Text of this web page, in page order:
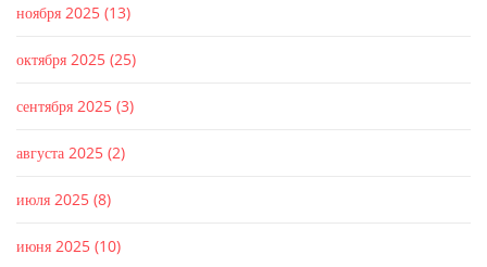
ноября 2025 (13)
октября 2025 (25)
сентября 2025 (3)
августа 2025 (2)
июля 2025 (8)
июня 2025 (10)